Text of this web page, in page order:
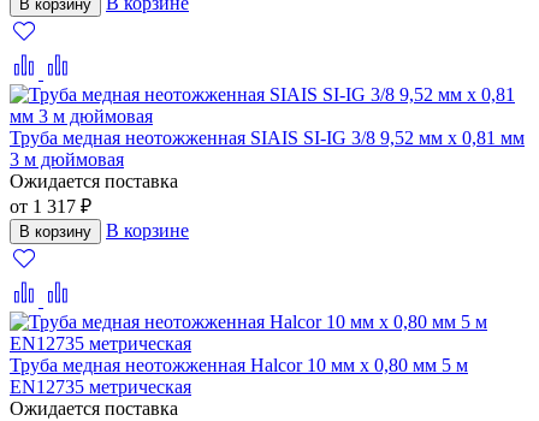
В корзину
Труба медная неотожженная SIAIS SI-IG 3/8 9,52 мм x 0,81 мм
3 м дюймовая
Ожидается поставка
от 1 317 ₽
В корзину В корзине
Труба медная неотожженная Halcor 10 мм x 0,80 мм 5 м
EN12735 метрическая
Ожидается поставка